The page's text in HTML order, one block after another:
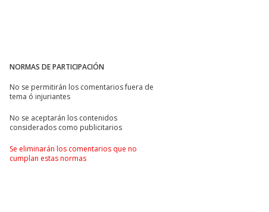
NORMAS DE PARTICIPACIÓN
No se permitirán los comentarios fuera de
tema ó injuriantes
No se aceptarán los contenidos
considerados como publicitarios
Se eliminarán los comentarios que no
cumplan estas normas